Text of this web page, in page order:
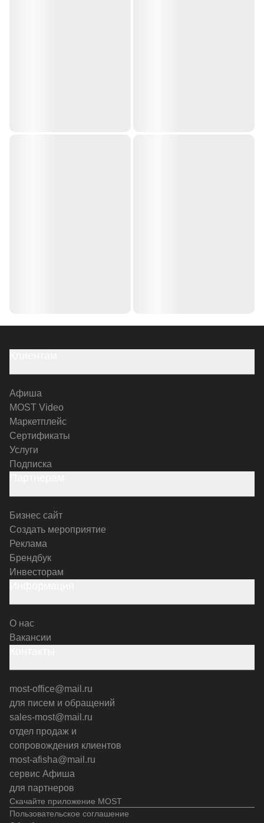
Скачайте приложение MOST
Афиша
MOST Video
Маркетплейс
Сертификаты
Услуги
Подписка
Бизнес сайт
Создать мероприятие
Реклама
Брендбук
Инвесторам
О нас
Вакансии
most-office@mail.ru
для писем и обращений
sales-most@mail.ru
отдел продаж и
сопровождения клиентов
most-afisha@mail.ru
сервис Афиша
для партнеров
Пользовательское соглашение